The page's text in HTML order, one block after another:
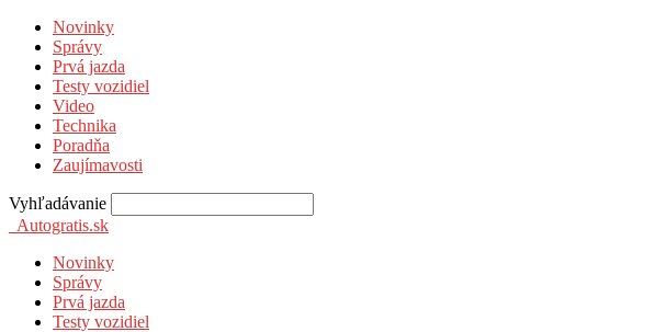
Novinky
Správy
Prvá jazda
Testy vozidiel
Video
Technika
Poradňa
Zaujímavosti
Vyhľadávanie
Autogratis.sk
Novinky
Správy
Prvá jazda
Testy vozidiel